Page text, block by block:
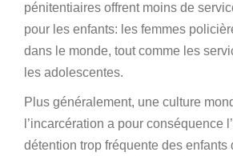
pénitentiaires offrent moins de
pour les enfants: les femmes
dans le monde, tout comme les
les adolescentes.
Plus généralement, une culture
l’incarcération a pour conséquence
détention trop fréquente des enfants